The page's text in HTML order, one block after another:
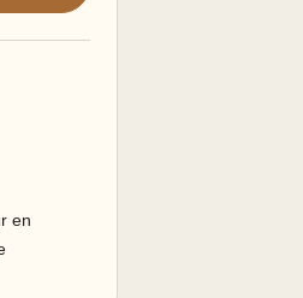
en